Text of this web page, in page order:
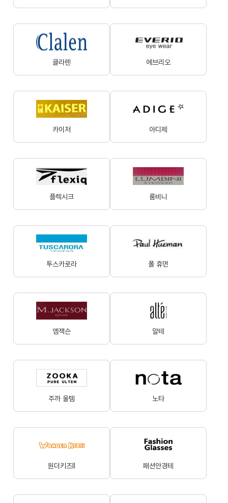
클라렌 에브리오
카이저 아디제
플렉시크 룸비니
투스카로라 폴 휴먼
엠잭슨 알테
주까 울템 노타
원더키즈Ⅱ 패션안경테